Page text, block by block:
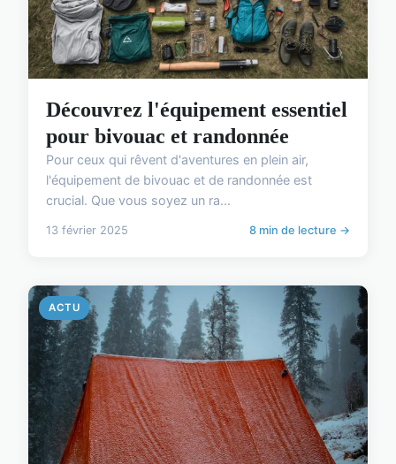
Découvrez l'équipement essentiel
pour bivouac et randonnée
Pour ceux qui rêvent d'aventures en plein air,
l'équipement de bivouac et de randonnée est
crucial. Que vous soyez un ra...
13 février 2025 8 min de lecture →
ACTU